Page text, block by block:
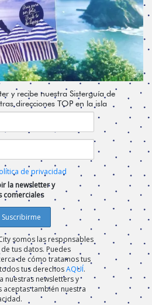
y recibe nuestra Sisterguía de
direcciones TOP en la isla
de privacidad
la newsletter y
comerciales
somos las responsables
tus datos. Puedes
de cómo tratamos tus
tus derechosAQUÍ.
nuestras newsletters y
aceptas también nuestra